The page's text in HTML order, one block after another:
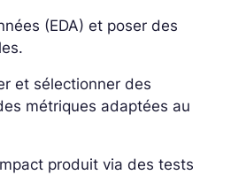
(EDA) et poser des
et sélectionner des
métriques adaptées au
produit via des tests